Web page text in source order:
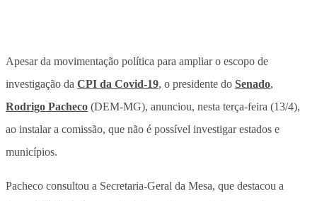
Apesar da movimentação política para ampliar o escopo de
investigação da CPI da Covid-19, o presidente do Senado,
Rodrigo Pacheco (DEM-MG), anunciou, nesta terça-feira (13/4),
ao instalar a comissão, que não é possível investigar estados e
municípios.
Pacheco consultou a Secretaria-Geral da Mesa, que destacou a